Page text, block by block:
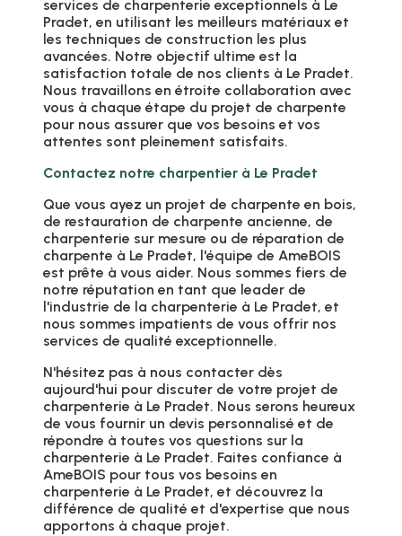
services de charpenterie exceptionnels à Le
Pradet, en utilisant les meilleurs matériaux et
les techniques de construction les plus
avancées. Notre objectif ultime est la
satisfaction totale de nos clients à Le Pradet.
Nous travaillons en étroite collaboration avec
vous à chaque étape du projet de charpente
pour nous assurer que vos besoins et vos
attentes sont pleinement satisfaits.
Contactez notre charpentier à Le Pradet
Que vous ayez un projet de charpente en bois,
de restauration de charpente ancienne, de
charpenterie sur mesure ou de réparation de
charpente à Le Pradet, l'équipe de AmeBOIS
est prête à vous aider. Nous sommes fiers de
notre réputation en tant que leader de
l'industrie de la charpenterie à Le Pradet, et
nous sommes impatients de vous offrir nos
services de qualité exceptionnelle.
N'hésitez pas à nous contacter dès
aujourd'hui pour discuter de votre projet de
charpenterie à Le Pradet. Nous serons heureux
de vous fournir un devis personnalisé et de
répondre à toutes vos questions sur la
charpenterie à Le Pradet. Faites confiance à
AmeBOIS pour tous vos besoins en
charpenterie à Le Pradet, et découvrez la
différence de qualité et d'expertise que nous
apportons à chaque projet.